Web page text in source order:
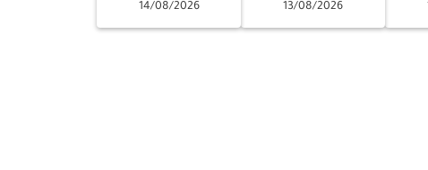
13/08/2026
14/08/2026